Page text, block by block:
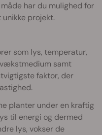
har du mulighed for
projekt.
som lys, temperatur,
samt
faktor, der
planter under en kraftig
til energi og dermed
lys, vokser de